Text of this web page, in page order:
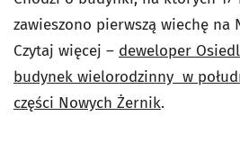
zawieszono pierwszą wiechę na
Czytaj więcej – deweloper
budynek wielorodzinny w
części Nowych Żernik.